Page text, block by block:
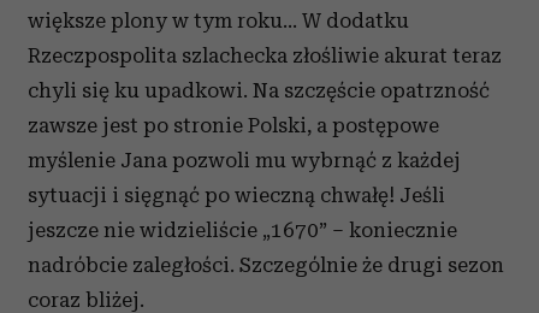
większe plony w tym roku… W dodatku
Rzeczpospolita szlachecka złośliwie akurat teraz
chyli się ku upadkowi. Na szczęście opatrzność
zawsze jest po stronie Polski, a postępowe
myślenie Jana pozwoli mu wybrnąć z każdej
sytuacji i sięgnąć po wieczną chwałę! Jeśli
jeszcze nie widzieliście „1670” – koniecznie
nadróbcie zaległości. Szczególnie że drugi sezon
coraz bliżej.